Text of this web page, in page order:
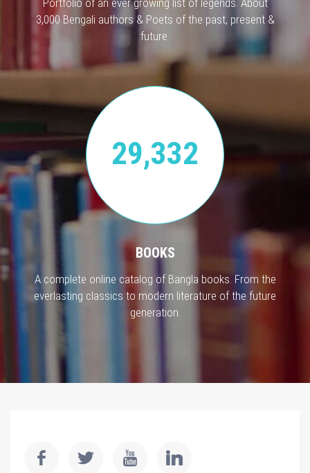
3,000 Bengali authors & Poets of the past, present &
future.
29,332
BOOKS
A complete online catalog of Bangla books. From the
everlasting classics to modern literature of the future
generation.